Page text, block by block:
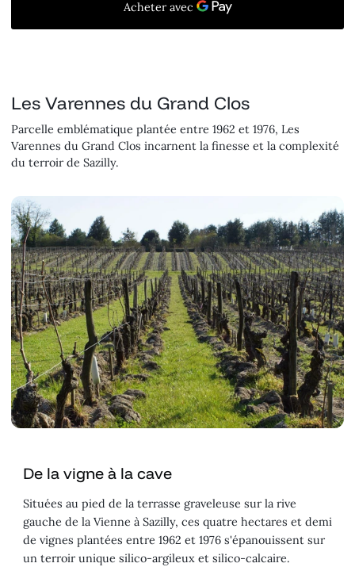
Les Varennes du Grand Clos
Parcelle emblématique plantée entre 1962 et 1976, Les
Varennes du Grand Clos incarnent la finesse et la complexité
du terroir de Sazilly.
De la vigne à la cave
Situées au pied de la terrasse graveleuse sur la rive
gauche de la Vienne à Sazilly, ces quatre hectares et demi
de vignes plantées entre 1962 et 1976 s'épanouissent sur
un terroir unique silico-argileux et silico-calcaire.